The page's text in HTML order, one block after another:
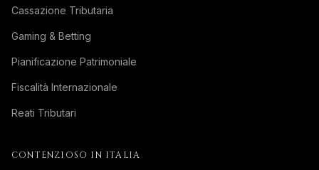
Cassazione Tributaria
Gaming & Betting
Pianificazione Patrimoniale
Fiscalità Internazionale
Reati Tributari
CONTENZIOSO IN ITALIA